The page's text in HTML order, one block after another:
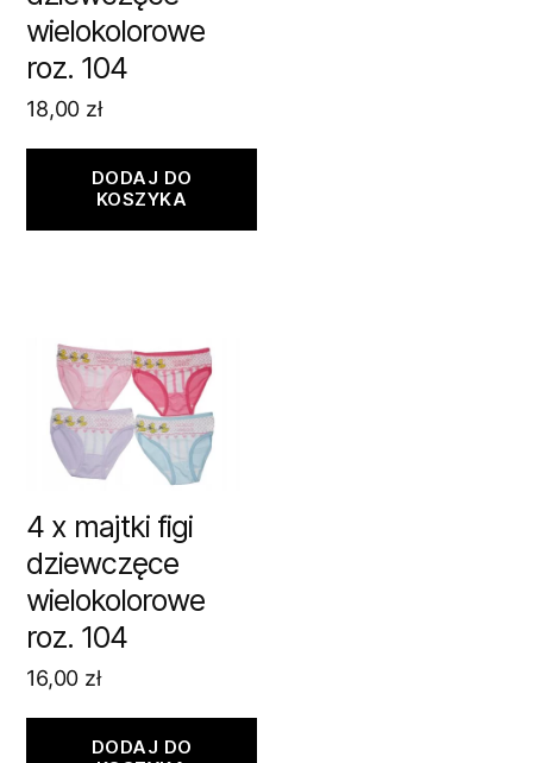
wielokolorowe
roz. 104
18,00 zł
DODAJ DO
KOSZYKA
4 x majtki figi
dziewczęce
wielokolorowe
roz. 104
16,00 zł
DODAJ DO